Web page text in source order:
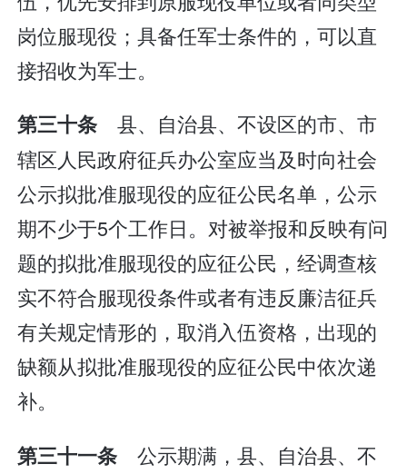
岗位服现役；具备任军士条件的，可以直
接招收为军士。
第三十条 县、自治县、不设区的市、市
辖区人民政府征兵办公室应当及时向社会
公示拟批准服现役的应征公民名单，公示
期不少于5个工作日。对被举报和反映有问
题的拟批准服现役的应征公民，经调查核
实不符合服现役条件或者有违反廉洁征兵
有关规定情形的，取消入伍资格，出现的
缺额从拟批准服现役的应征公民中依次递
补。
第三十一条 公示期满，县、自治县、不